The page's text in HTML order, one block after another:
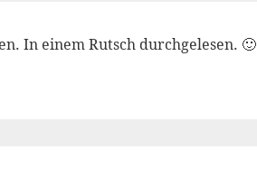
In einem Rutsch durchgelesen. 🙂